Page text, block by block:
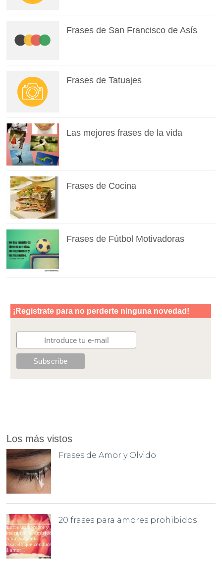
Frases de San Francisco de Asís
Frases de Tatuajes
Las mejores frases de la vida
Frases de Cocina
Frases de Fútbol Motivadoras
Los más vistos
Frases de Amor y Olvido
20 frases para amores prohibidos